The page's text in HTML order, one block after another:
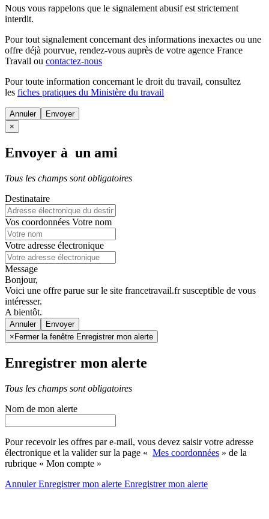
Nous vous rappelons que le signalement abusif est strictement
interdit.
Pour tout signalement concernant des informations inexactes ou une
offre déjà pourvue, rendez-vous auprès de votre agence France
Travail ou contactez-nous
Pour toute information concernant le droit du travail, consultez
les fiches pratiques du Ministère du travail
Annuler
×
Envoyer à un ami
Tous les champs sont obligatoires
Destinataire
Vos coordonnées Votre nom
Votre adresse électronique
Message
Bonjour,
Voici une offre parue sur le site francetravail.fr susceptible de vous
intéresser.
A bientôt.
Annuler
× Fermer la fenêtre Enregistrer mon alerte
Enregistrer mon alerte
Tous les champs sont obligatoires
Nom de mon alerte
Pour recevoir les offres par e-mail, vous devez saisir votre adresse
électronique et la valider sur la page « Mes coordonnées » de la
rubrique « Mon compte »
AnnulerEnregistrer mon alerte Enregistrermon alerte